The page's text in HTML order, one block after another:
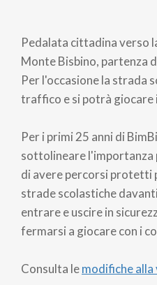
di
pane
Pedalata cittadina verso
Monte Bisbino, partenza
Per l'occasione la strada
traffico e si potrà giocare
Per i primi 25 anni di
sottolineare l'importanza
di avere percorsi protetti
strade scolastiche
entrare e uscire in
fermarsi a giocare con i
Consulta lemodifiche